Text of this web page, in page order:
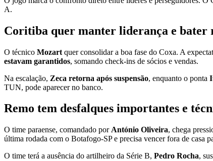
A.
Coritiba quer manter liderança e bater
O técnico Mozart quer consolidar a boa fase do Coxa. A
estavam garantidos, somando check-ins de sócios e vendas.
Na escalação, Zeca retorna após suspensão, enquanto o ponta
TUN, pode aparecer no banco.
Remo tem desfalques importantes e
O time paraense, comandado por António Oliveira, chega
última rodada com o Botafogo-SP e precisa vencer fora de casa
O time terá a ausência do artilheiro da Série B, Pedro Rocha,